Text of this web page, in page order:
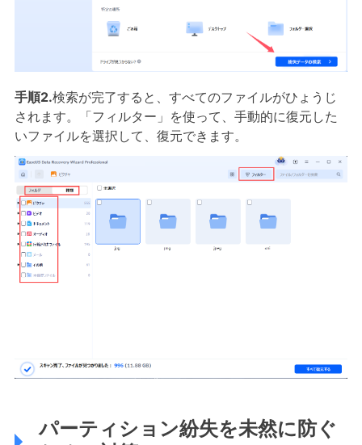
手順2.検索が完了すると、すべてのファイルがひょうじ
されます。「フィルター」を使って、手動的に復元した
いファイルを選択して、復元できます。
パーティション紛失を未然に防ぐ